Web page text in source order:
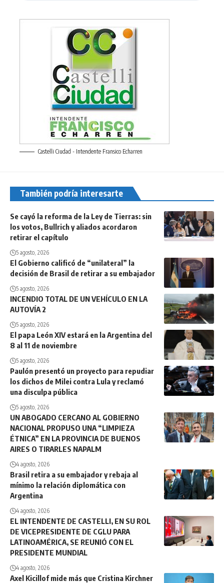
Castelli Ciudad - Intendente Fransico Echarren
También podría interesarte
Se cayó la reforma de la Ley de Tierras: sin
los votos, Bullrich y aliados acordaron
retirar el capítulo
5 agosto, 2026
El Gobierno calificó de “unilateral” la
decisión de Brasil de retirar a su embajador
5 agosto, 2026
INCENDIO TOTAL DE UN VEHÍCULO EN LA
AUTOVÍA 2
5 agosto, 2026
El papa León XIV estará en la Argentina del
8 al 11 de noviembre
5 agosto, 2026
Paulón presentó un proyecto para repudiar
los dichos de Milei contra Lula y reclamó
una disculpa pública
5 agosto, 2026
UN ABOGADO CERCANO AL GOBIERNO
NACIONAL PROPUSO UNA “LIMPIEZA
ÉTNICA” EN LA PROVINCIA DE BUENOS
AIRES O TIRARLES NAPALM
4 agosto, 2026
Brasil retira a su embajador y rebaja al
mínimo la relación diplomática con
Argentina
4 agosto, 2026
EL INTENDENTE DE CASTELLI, EN SU ROL
DE VICEPRESIDENTE DE CGLU PARA
LATINOAMÉRICA, SE REUNIÓ CON EL
PRESIDENTE MUNDIAL
4 agosto, 2026
Axel Kicillof mide más que Cristina Kirchner